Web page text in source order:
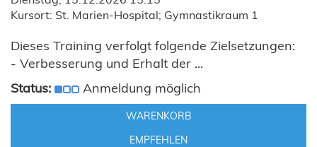
Kursort: St. Marien-Hospital; Gymnastikraum 1
Dieses Training verfolgt folgende Zielsetzungen:
- Verbesserung und Erhalt der ...
Status:
Anmeldung möglich
WARENKORB
EMPFEHLEN